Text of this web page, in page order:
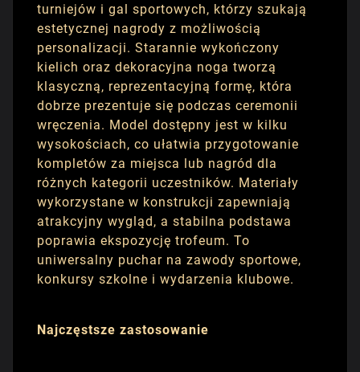
turniejów i gal sportowych, którzy szukają
estetycznej nagrody z możliwością
personalizacji. Starannie wykończony
kielich oraz dekoracyjna noga tworzą
klasyczną, reprezentacyjną formę, która
dobrze prezentuje się podczas ceremonii
wręczenia. Model dostępny jest w kilku
wysokościach, co ułatwia przygotowanie
kompletów za miejsca lub nagród dla
różnych kategorii uczestników. Materiały
wykorzystane w konstrukcji zapewniają
atrakcyjny wygląd, a stabilna podstawa
poprawia ekspozycję trofeum. To
uniwersalny puchar na zawody sportowe,
konkursy szkolne i wydarzenia klubowe.
Najczęstsze zastosowanie